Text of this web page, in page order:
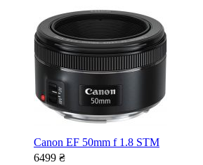
Canon EF 50mm f 1.8 STM
6499 ₴